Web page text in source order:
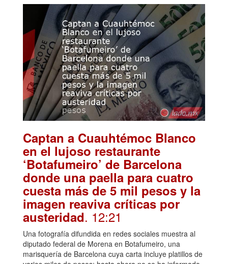
Captan a Cuauhtémoc Blanco
en el lujoso restaurante
‘Botafumeiro’ de Barcelona
donde una paella para cuatro
cuesta más de 5 mil pesos y la
imagen reaviva críticas por
austeridad. 12:21
Una fotografía difundida en redes sociales muestra al
diputado federal de Morena en Botafumeiro, una
marisquería de Barcelona cuya carta incluye platillos de